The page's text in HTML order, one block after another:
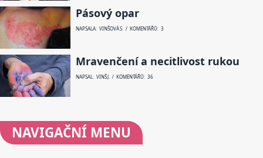
Pásový opar
NAPSALA: VINŠOVÁ S. / KOMENTÁŘŮ: 3
Mravenčení a necitlivost rukou
NAPSAL: VINŠ J. / KOMENTÁŘŮ: 36
NAVIGAČNÍ MENU